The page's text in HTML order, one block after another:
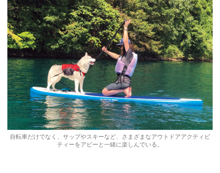
自転車だけでなく、サップやスキーなど、さまざまなアウトドアアクティビ
ティーをアビーと一緒に楽しんでいる。